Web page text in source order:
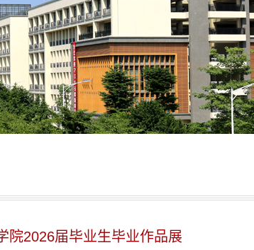
院2026届毕业生毕业作品展